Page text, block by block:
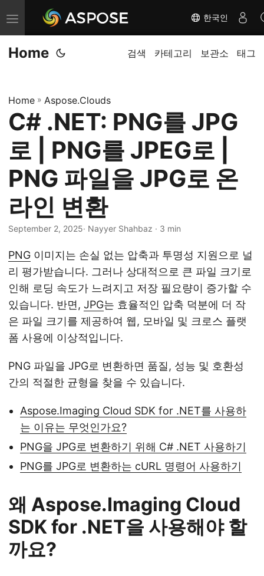
내
비
게
전
환
한국인
Home 검색 카테고리 보관소 태그
Home » Aspose.Clouds
C# .NET: PNG를 JPG
로 | PNG를 JPEG로 |
PNG 파일을 JPG로 온
라인 변환
September 2, 2025· Nayyer Shahbaz · 3 min
PNG 이미지는 손실 없는 압축과 투명성 지원으로 널
리 평가받습니다. 그러나 상대적으로 큰 파일 크기로
인해 로딩 속도가 느려지고 저장 필요량이 증가할 수
있습니다. 반면, JPG는 효율적인 압축 덕분에 더 작
은 파일 크기를 제공하여 웹, 모바일 및 크로스 플랫
폼 사용에 이상적입니다.
PNG 파일을 JPG로 변환하면 품질, 성능 및 호환성
간의 적절한 균형을 찾을 수 있습니다.
Aspose.Imaging Cloud SDK for .NET를 사용하
는 이유는 무엇인가요?
PNG을 JPG로 변환하기 위해 C# .NET 사용하기
PNG를 JPG로 변환하는 cURL 명령어 사용하기
왜 Aspose.Imaging Cloud
SDK for .NET을 사용해야 할
까요?